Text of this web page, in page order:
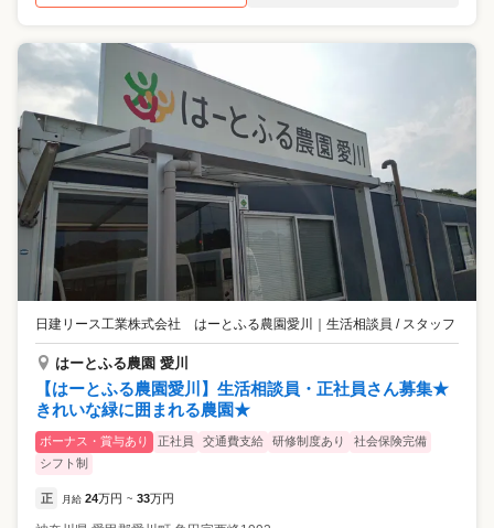
日建リース工業株式会社 はーとふる農園愛川 生活相談員 / スタッフ
はーとふる農園 愛川
【はーとふる農園愛川】生活相談員・正社員さん募集★
きれいな緑に囲まれる農園★
ボーナス・賞与あり 正社員 交通費支給 研修制度あり
社会保険完備
シフト制
正 月給 24万円 ~ 33万円